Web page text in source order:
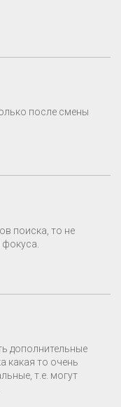
после смены
поиска, то не
дополнительные
какая то очень
т.е. могут